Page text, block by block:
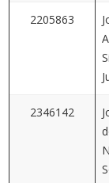
2205863
2346142